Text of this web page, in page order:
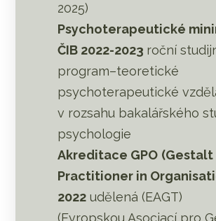
2025)
Psychoterapeutické
ČIB 2022-2023 roční
program–teoretické
psychoterapeutické
v rozsahu bakalářského
psychologie
Akreditace GPO (Gestalt
Practitioner in
2022 udělená (EAGT)
(Evropskou Asociací pro